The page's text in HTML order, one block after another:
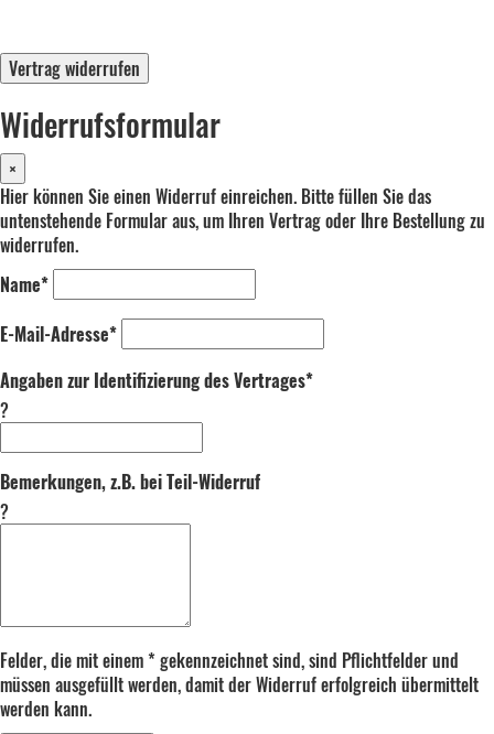
Vertrag widerrufen
Widerrufsformular
×
Hier können Sie einen Widerruf einreichen. Bitte füllen Sie das
untenstehende Formular aus, um Ihren Vertrag oder Ihre Bestellung zu
widerrufen.
Name*
E-Mail-Adresse*
Angaben zur Identifizierung des Vertrages*
?
Bemerkungen, z.B. bei Teil-Widerruf
?
Felder, die mit einem * gekennzeichnet sind, sind Pflichtfelder und
müssen ausgefüllt werden, damit der Widerruf erfolgreich übermittelt
werden kann.